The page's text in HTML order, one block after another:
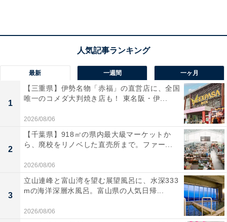
「白山温泉」の口コミは？
最新 一週間 一ヶ月
1
【三重県】伊勢名物「赤福」の直営店に、全国
唯一のコメダ大判焼き店も！ 東名阪・伊...
2026/08/06
2
【千葉県】918㎡の県内最大級マーケットか
ら、廃校をリノベした直売所まで。ファー...
2026/08/06
3
立山連峰と富山湾を望む展望風呂に、水深333
mの海洋深層水風呂。富山県の人気日帰...
2026/08/06